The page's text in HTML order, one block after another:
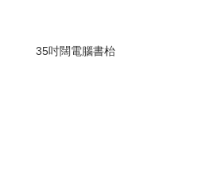
35吋闊電腦書枱